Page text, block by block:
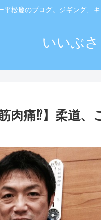
平松慶のブログ。ジギング、
いいぶ
肉痛⁉️】柔道、